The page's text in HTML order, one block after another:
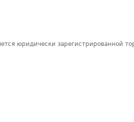
юридически зарегистрированной